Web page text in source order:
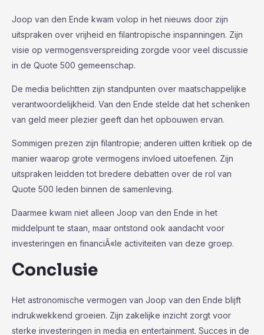
Joop van den Ende kwam volop in het nieuws door zijn
uitspraken over vrijheid en filantropische inspanningen. Zijn
visie op vermogensverspreiding zorgde voor veel discussie
in de Quote 500 gemeenschap.
De media belichtten zijn standpunten over maatschappelijke
verantwoordelijkheid. Van den Ende stelde dat het schenken
van geld meer plezier geeft dan het opbouwen ervan.
Sommigen prezen zijn filantropie; anderen uitten kritiek op de
manier waarop grote vermogens invloed uitoefenen. Zijn
uitspraken leidden tot bredere debatten over de rol van
Quote 500 leden binnen de samenleving.
Daarmee kwam niet alleen Joop van den Ende in het
middelpunt te staan, maar ontstond ook aandacht voor
investeringen en financiÃ«le activiteiten van deze groep.
Conclusie
Het astronomische vermogen van Joop van den Ende blijft
indrukwekkend groeien. Zijn zakelijke inzicht zorgt voor
sterke investeringen in media en entertainment. Succes in de